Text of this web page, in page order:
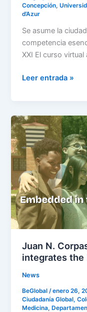
Concepción,
d’Azur
Se asume la
competencia
XXI El curso
Leer entrada »
Juan N.
integrates the
News
BeGlobal/enero 26,
Ciudadanía Global,
Medicina,
Juan
N.
Corpas
School
of
Medicine
integrates
the
BeGlobal
course